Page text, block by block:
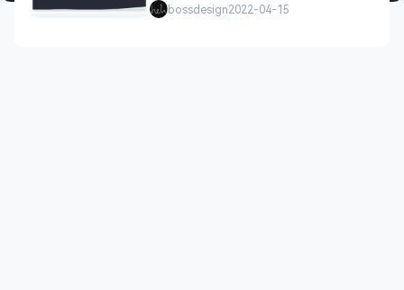
bossdesign2022-04-15